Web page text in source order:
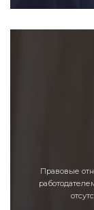
Правовые